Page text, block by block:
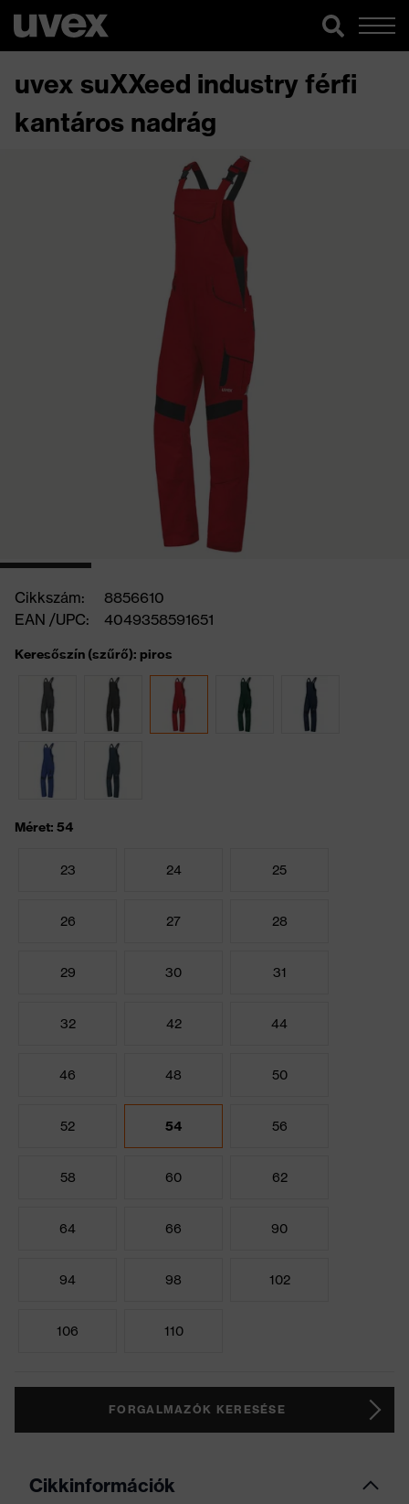
uvex suXXeed industry férfi
kantáros nadrág
Cikkszám:
8856610
EAN /UPC:
4049358591651
Keresőszín (szűrő): piros
Méret: 54
23 24 25
26 27 28
29 30 31
32 42 44
46 48 50
52 54 56
58 60 62
64 66 90
94 98 102
106 110
FORGALMAZÓK KERESÉSE
Cikkinformációk